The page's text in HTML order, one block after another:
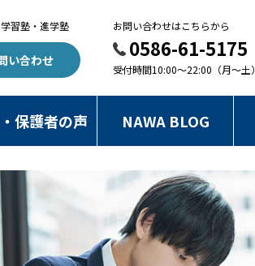
学習塾・進学塾
い合わせ
お問い合わせはこちらから
0586-61-5175
受付時間10:00～22:00（月～土）
保護者の声 NAWA BLOG